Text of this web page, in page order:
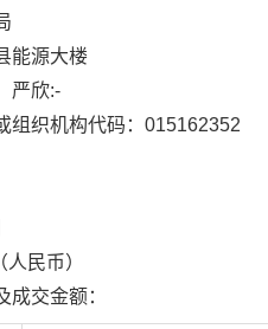
能源大楼
严欣:-
织机构代码： 015162352
（人民币）
交金额：